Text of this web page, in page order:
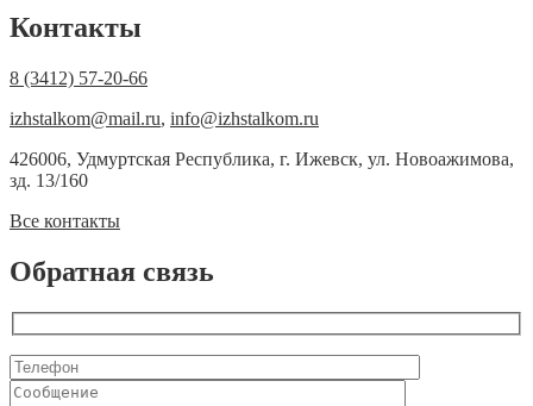
Контакты
8 (3412) 57-20-66
izhstalkom@mail.ru, info@izhstalkom.ru
426006, Удмуртская Республика, г. Ижевск, ул. Новоажимова,
зд. 13/160
Все контакты
Обратная связь